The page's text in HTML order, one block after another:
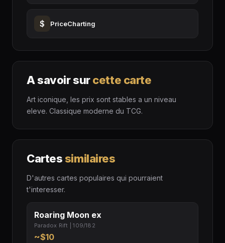
$ PriceCharting
A savoir surcette carte
Art iconique, les prix sont stables a un niveau
eleve. Classique moderne du TCG.
Cartessimilaires
D'autres cartes populaires qui pourraient
t'interesser.
Roaring Moon ex
Paradox Rift | 109/182
~$10